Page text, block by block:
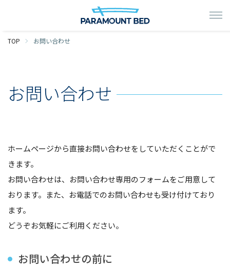
TOP お問い合わせ
お問い合わせ
ホームページから直接お問い合わせをしていただくことがで
きます。
お問い合わせは、お問い合わせ専用のフォームをご用意して
おります。また、お電話でのお問い合わせも受け付けており
ます。
どうぞお気軽にご利用ください。
お問い合わせの前に